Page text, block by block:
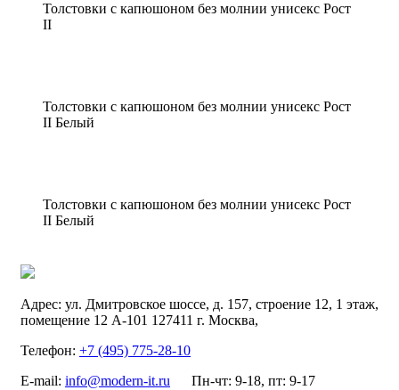
Толстовки с капюшоном без молнии унисекс Рост
II
Толстовки с капюшоном без молнии унисекс Рост
II Белый
Толстовки с капюшоном без молнии унисекс Рост
II Белый
Адрес: ул. Дмитровское шоссе, д. 157, строение 12, 1 этаж,
помещение 12 А-101 127411 г. Москва,
Телефон: +7 (495) 775-28-10
E-mail: info@modern-it.ru
Пн-чт: 9-18, пт: 9-17